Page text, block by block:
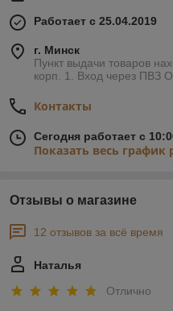
Работает с 25.04.2019
г. Минск
Пункт выдачи товаров
корп. 1. Вход через ПВЗ
Контакты
Сегодня работает с
Показать весь график
Отзывы о магазине
12 отзывов за всё время
Наталья
Отлично